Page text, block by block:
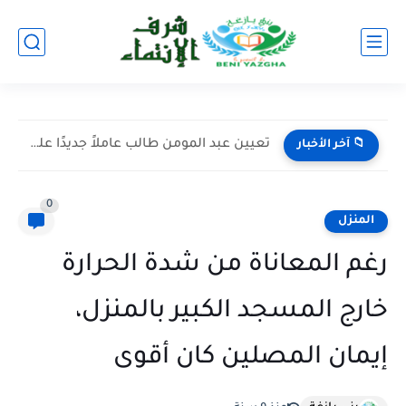
📁 آخر الأخبار تعيين عبد المومن طالب عاملاً جديدًا على إقليم اليوسفية خلفًا...
المنزل
0
رغم المعاناة من شدة الحرارة
خارج المسجد الكبير بالمنزل،
إيمان المصلين كان أقوى